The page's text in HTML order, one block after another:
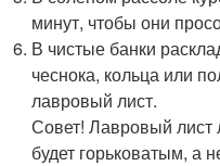
минут, чтобы они
В чистые банки
чеснока, кольца или
лавровый лист.
Совет! Лавровый лист
будет горьковатым, а